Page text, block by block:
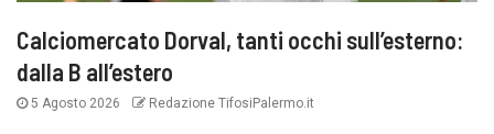
Calciomercato Dorval, tanti occhi sull’esterno:
dalla B all’estero
5 Agosto 2026 Redazione TifosiPalermo.it